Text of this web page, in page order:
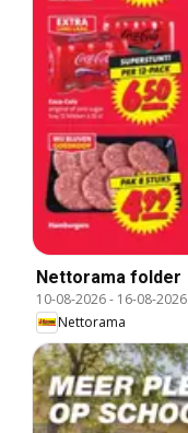
Nettorama folder
10-08-2026- 16-08-2026
Nettorama